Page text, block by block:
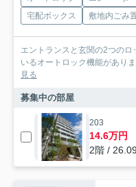
宅配ボックス
敷地内ごみ
エントランスと玄関の2つの
いるオートロック機能があり
見る
募集中の部屋
203
14.6万円
2階 /